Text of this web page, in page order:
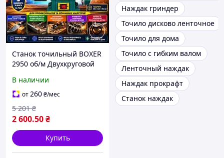
Станок точильный BOXER
2950 об/м Двухкруговой
станок для сухой и
мокрой заточки
Электрический наждак
В наличии
от260₴/мес
2 600.50₴
5 201 ₴
Купить
Наждак гриндер
Точило дисково ленточное
Точило для дома
Точило с гибким валом
Ленточный наждак
Наждак прокрафт
Станок наждак